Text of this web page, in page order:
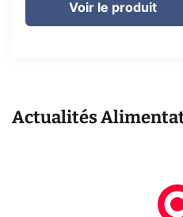
Voir le produit
Actualités